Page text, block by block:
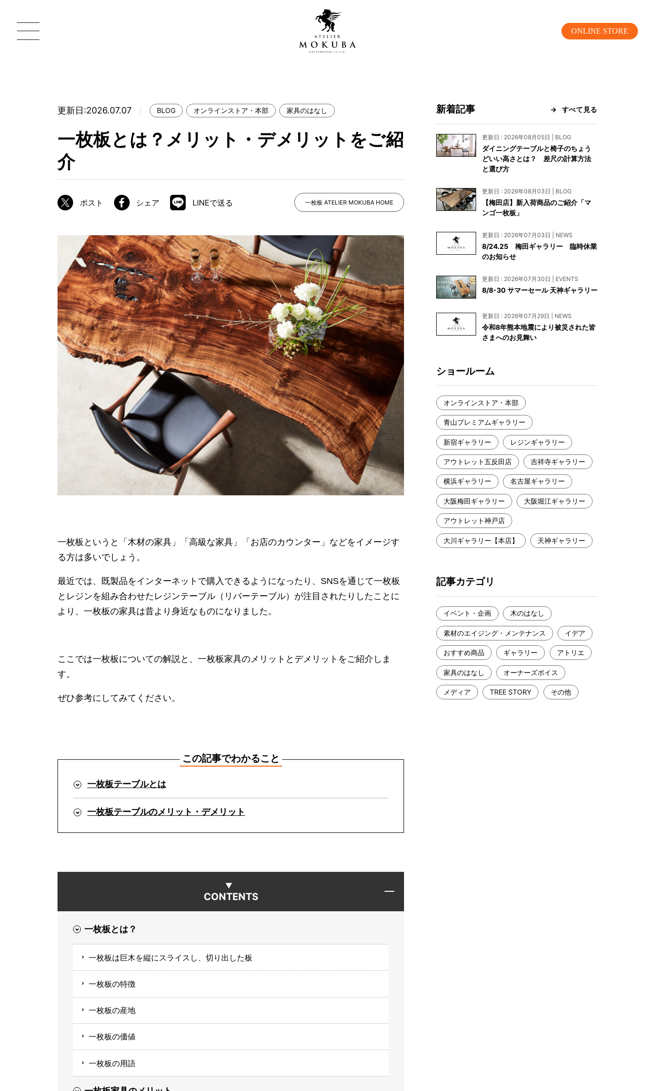
ONLINE STORE
MOKUBA について
ブランドコンセプト
職人の技能・技巧
ATELIER MOKUBAの一枚板テーブル
ATELIER MOKUBAの一枚板×異素材
特別なダイニングチェア
一枚板用のテーブル脚
樹種紹介
コーディネート集
メンテナンス方法
青山プレミアムギャラリー
横浜ギャラリー
大阪梅田ギャラリー
アウトレット神戸店
大川ギャラリー【本店】
天神ギャラリー
公式オンラインストア
WEBカタログ
新入荷情報
納品事例
納品事例（住宅・インテリア）
納品事例（店舗・オフィス）
NEWS
EVENT
BLOG
メディア美術協力実績
よくあるご質問
お問い合わせ
資料請求
工務店様・設計会社様向けお問い合わせ
一枚板買い取りに関して
更新日:2026.07.07 BLOG オンラインストア・本部 家具のはなし
一枚板とは？メリット・デメリットをご紹
介
ポスト シェア LINEで送る 一枚板 ATELIER MOKUBA HOME
一枚板というと「木材の家具」「高級な家具」「お店のカウンター」などをイメージす
る方は多いでしょう。
最近では、既製品をインターネットで購入できるようになったり、SNSを通じて一枚板
とレジンを組み合わせたレジンテーブル（リバーテーブル）が注目されたりしたことに
より、一枚板の家具は昔より身近なものになりました。
ここでは一枚板についての解説と、一枚板家具のメリットとデメリットをご紹介しま
す。
ぜひ参考にしてみてください。
この記事でわかること
一枚板テーブルとは
一枚板テーブルのメリット・デメリット
CONTENTS
一枚板とは？
一枚板は巨木を縦にスライスし、切り出した板
一枚板の特徴
一枚板の産地
一枚板の価値
一枚板の用語
新着記事 すべて見る
更新日 : 2026年08月05日 | BLOG
ダイニングテーブルと椅子のちょう
どいい高さとは？ 差尺の計算方法
と選び方
更新日 : 2026年08月03日 | BLOG
【梅田店】新入荷商品のご紹介「マ
ンゴ一枚板」
更新日 : 2026年07月03日 | NEWS
8/24.25 梅田ギャラリー 臨時休業
のお知らせ
更新日 : 2026年07月30日 | EVENTS
8/8-30 サマーセール 天神ギャラリー
更新日 : 2026年07月29日 | NEWS
令和8年熊本地震により被災された皆
さまへのお見舞い
ショールーム
オンラインストア・本部
青山プレミアムギャラリー
新宿ギャラリー レジンギャラリー
アウトレット五反田店 吉祥寺ギャラリー
横浜ギャラリー 名古屋ギャラリー
大阪梅田ギャラリー 大阪堀江ギャラリー
アウトレット神戸店
大川ギャラリー【本店】 天神ギャラリー
記事カテゴリ
イベント・企画 木のはなし
素材のエイジング・メンテナンス イデア
おすすめ商品 ギャラリー アトリエ
家具のはなし オーナーズボイス
メディア TREE STORY その他